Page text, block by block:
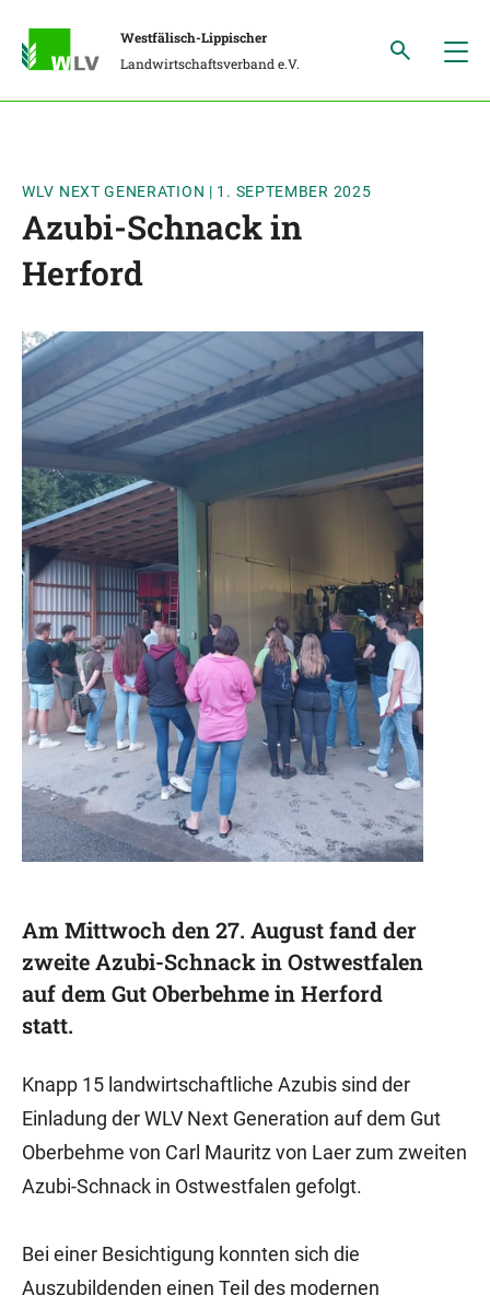
Westfälisch-Lippischer
Landwirtschaftsverband e.V.
WLV NEXT GENERATION | 1. SEPTEMBER 2025
Azubi-Schnack in
Herford
Am Mittwoch den 27. August fand der
zweite Azubi-Schnack in Ostwestfalen
auf dem Gut Oberbehme in Herford
statt.
Knapp 15 landwirtschaftliche Azubis sind der
Einladung der WLV Next Generation auf dem Gut
Oberbehme von Carl Mauritz von Laer zum zweiten
Azubi-Schnack in Ostwestfalen gefolgt.
Bei einer Besichtigung konnten sich die
Auszubildenden einen Teil des modernen